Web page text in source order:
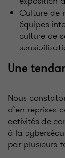
Culture de
équipes
culture de
Une
Nous
d’entreprises
activités de
à la
par plusieurs